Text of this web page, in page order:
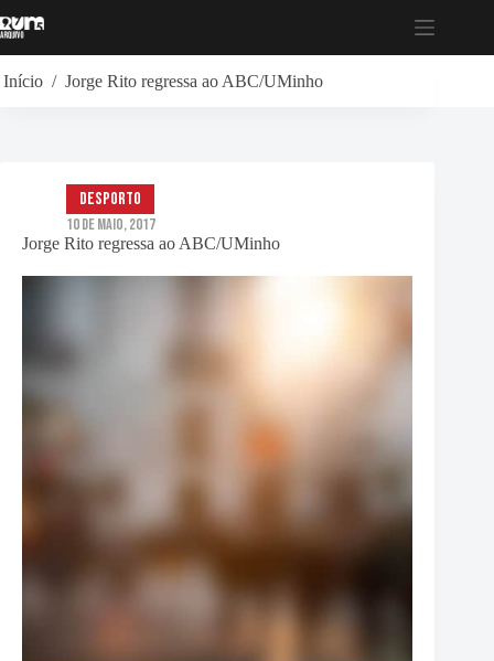
para
Início / Jorge Rito regressa ao ABC/UMinho
Jorge Rito regressa ao ABC/UMinho
Desporto
10 de Maio, 2017